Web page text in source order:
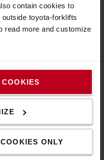
contain cookies to
toyota-forklifts
read more and customize
ONLY
ορατότητα προς τον